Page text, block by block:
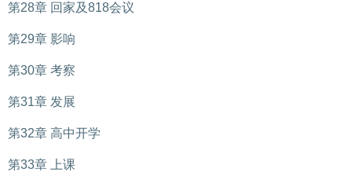
第28章 回家及818会议
第29章 影响
第30章 考察
第31章 发展
第32章 高中开学
第33章 上课